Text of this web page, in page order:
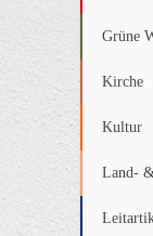
Grüne
Kirche
Kultur
Land-